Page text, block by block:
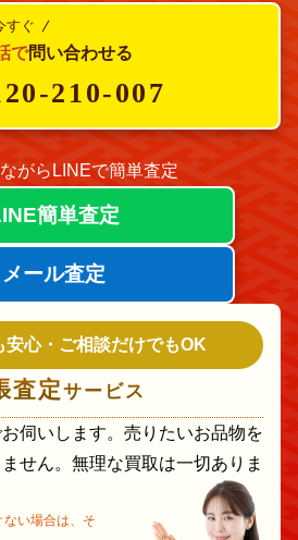
すぐ
で問い合わせる
210-007
がらLINEで簡単査定
簡単査定
メール査定
安心・ご相談だけでもOK
査定サービス
伺いします。売りたいお品物を
せん。無理な買取は一切ありま
い場合は、そ